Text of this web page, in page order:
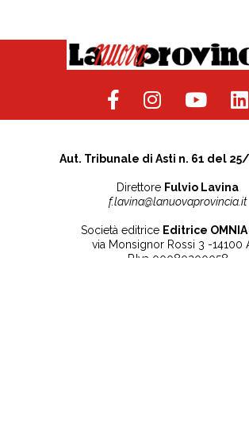
Aut. Tribunale di Asti n. 61 del
Direttore Fulvio Lavina
f.lavina@lanuovaprovincia.it
Società editrice Editrice OMNIA
via Monsignor Rossi 3 -14100
P.Iva 00080200058